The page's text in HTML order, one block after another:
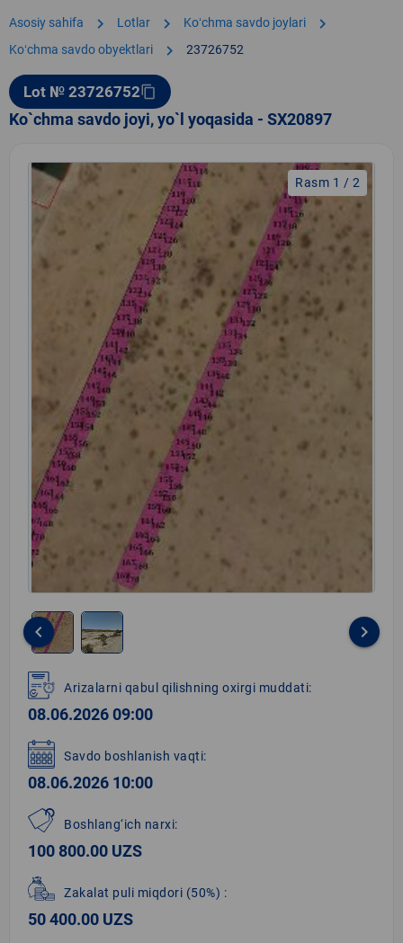
Asosiy sahifa chevron_right Lotlar chevron_right Koʻchma savdo joylari chevron_right
Koʻchma savdo obyektlari chevron_right 23726752
Lot № 23726752content_copy
Ko`chma savdo joyi, yo`l yoqasida - SX20897
Rasm 1 / 2
1
of
2
keyboard_arrow_left keyboard_arrow_right
Arizalarni qabul qilishning oxirgi muddati:
08.06.2026 09:00
Savdo boshlanish vaqti:
08.06.2026 10:00
Boshlang‘ich narxi:
100 800.00 UZS
Zakalat puli miqdori (50%) :
50 400.00 UZS